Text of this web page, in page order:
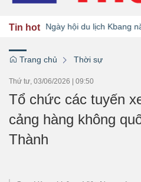
Tin hottại Ngày hội du lịch Kbang
Trang chủ Thời sự
Thứ tư, 03/06/2026 09:50
Tổ chức các tuyến
cảng hàng không
Thành